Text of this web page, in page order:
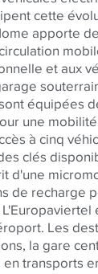
cette
apporte
et aux
équipées
une
à cinq
clés
d'une
de recharge
Les
la gare
transports